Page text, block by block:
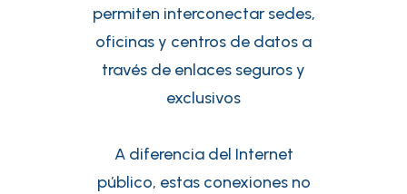
permiten interconectar sedes,
oficinas y centros de datos a
través de enlaces seguros y
exclusivos
A diferencia del Internet
público, estas conexiones no